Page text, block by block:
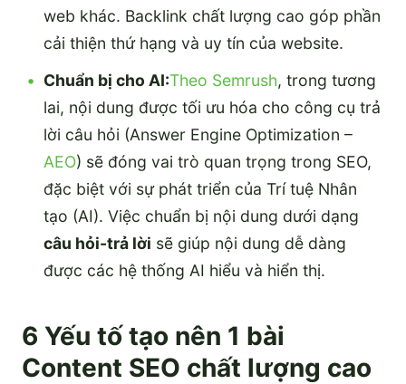
web khác. Backlink chất lượng cao góp phần
cải thiện thứ hạng và uy tín của website.
Chuẩn bị cho AI:Theo Semrush, trong tương
lai, nội dung được tối ưu hóa cho công cụ trả
lời câu hỏi (Answer Engine Optimization –
AEO) sẽ đóng vai trò quan trọng trong SEO,
đặc biệt với sự phát triển của Trí tuệ Nhân
tạo (AI). Việc chuẩn bị nội dung dưới dạng
câu hỏi-trả lời sẽ giúp nội dung dễ dàng
được các hệ thống AI hiểu và hiển thị.
6 Yếu tố tạo nên 1 bài
Content SEO chất lượng cao